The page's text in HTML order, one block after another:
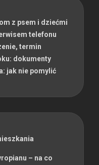
z psem i dziećmi
telefonu
termin
dokumenty
jak nie pomylić
– na co